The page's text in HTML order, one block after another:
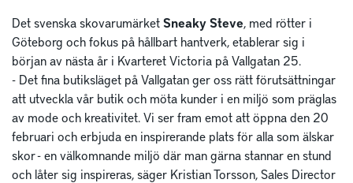
Det svenska skovarumärketSneaky Steve, med rötter i
Göteborg och fokus på hållbart hantverk, etablerar sig i
början av nästa år i Kvarteret Victoria på Vallgatan 25.
- Det fina butiksläget på Vallgatan ger oss rätt förutsättningar
att utveckla vår butik och möta kunder i en miljö som präglas
av mode och kreativitet. Vi ser fram emot att öppna den 20
februari och erbjuda en inspirerande plats för alla som älskar
skor - en välkomnande miljö där man gärna stannar en stund
och låter sig inspireras, säger Kristian Torsson, Sales Director